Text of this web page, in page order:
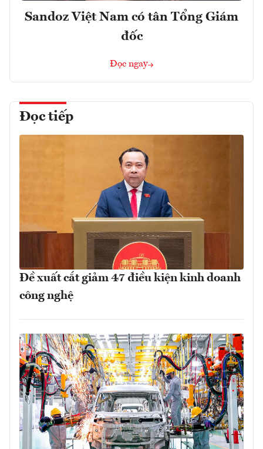
Sandoz Việt Nam có tân Tổng Giám
đốc
Đọc ngay
Đọc tiếp
Đề xuất cắt giảm 47 điều kiện kinh doanh
công nghệ